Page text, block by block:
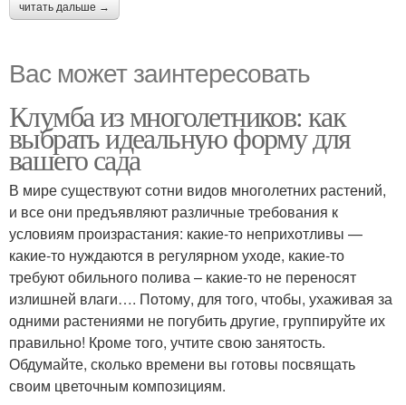
читать дальше →
Вас может заинтересовать
Клумба из многолетников: как
выбрать идеальную форму для
вашего сада
В мире существуют сотни видов многолетних растений,
и все они предъявляют различные требования к
условиям произрастания: какие-то неприхотливы —
какие-то нуждаются в регулярном уходе, какие-то
требуют обильного полива – какие-то не переносят
излишней влаги…. Потому, для того, чтобы, ухаживая за
одними растениями не погубить другие, группируйте их
правильно! Кроме того, учтите свою занятость.
Обдумайте, сколько времени вы готовы посвящать
своим цветочным композициям.